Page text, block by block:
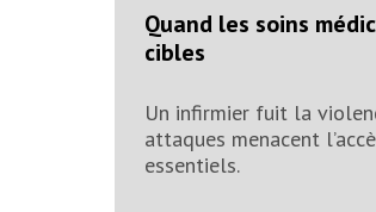
Quand les soins
cibles
Un infirmier fuit la
attaques menacent
essentiels.